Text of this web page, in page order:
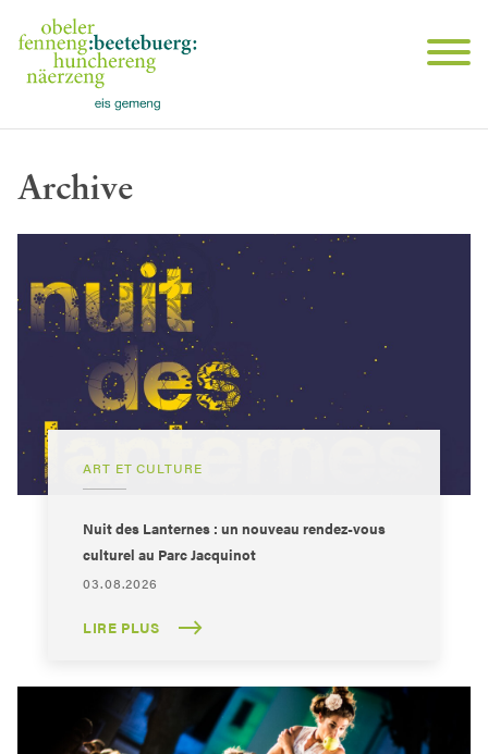
Archive
ART ET CULTURE
Nuit des Lanternes : un nouveau rendez-vous
culturel au Parc Jacquinot
03.08.2026
LIRE PLUS